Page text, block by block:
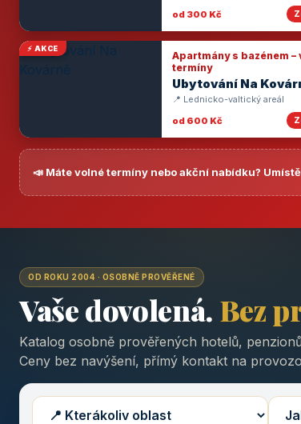
od 300 Kč
⚡ AKCE
Apartmány s bazénem –
termíny
Ubytování Na
📍 Lednicko-valtický areál
od 600 Kč
📣 Máte volné termíny nebo akční nabídku?
OD ROKU 2004 · OSOBNĚ PROVĚŘENÉ
Vaše dovolená. Bez
Katalog osobně prověřených hotelů,
Ceny bez navýšení, přímý kontakt na